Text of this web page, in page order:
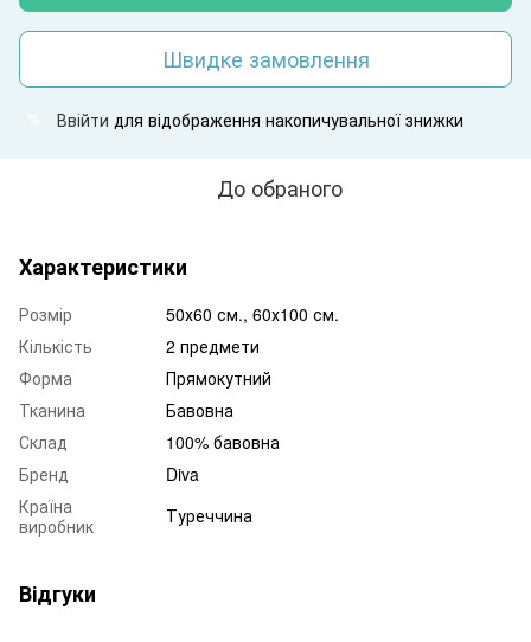
Швидке замовлення
Ввійти для відображення накопичувальної знижки
До обраного
Характеристики
Розмір
50х60 см., 60х100 см.
Кількість
2 предмети
Форма
Прямокутний
Тканина
Бавовна
Склад
100% бавовна
Бренд
Diva
Країна
виробник
Туреччина
Відгуки